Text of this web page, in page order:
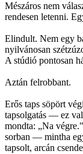
Mészáros nem
rendesen letenni.
Elindult. Nem egy
nyilvánosan
A stúdió pontosan
Aztán felrobbant.
Erős taps söpört
tapsolgatás — ez
mondta: „Na
sorban — mintha
tapsolt, arcán